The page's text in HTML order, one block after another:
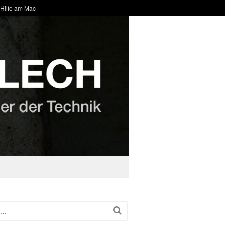
am Mac